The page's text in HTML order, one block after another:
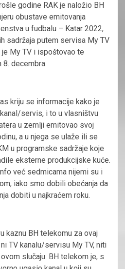
godine RAK je naložio BH
obustave emitovanja
u fudbalu – Katar 2022,
sadržaja putem servisa My TV
My TV i ispoštovao te
decembra.
kriju se informacije kako je
servis, i to u vlasništvu
u zemlji emitovao svoj
a u njega se ulaže ili se
u programske sadržaje koje
eksterne produkcijske kuće.
već sedmicama nijemi su i
iako smo dobili obećanja da
dobiti u najkraćem roku.
kaznu BH telekomu za ovaj
TV kanalu/servisu My TV, niti
slučaju. BH telekom je, s